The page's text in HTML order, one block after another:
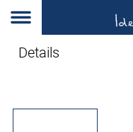
Details